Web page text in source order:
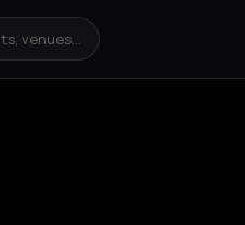
venues...